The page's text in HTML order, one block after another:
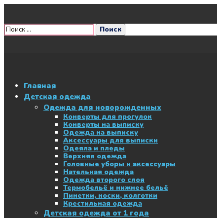
Главная
Детская одежда
Одежда для новорожденных
Конверты для прогулок
Конверты на выписку
Одежда на выписку
Аксессуары для выписки
Одеяла и пледы
Верхняя одежда
Головные уборы и аксессуары
Нательная одежда
Одежда второго слоя
Термобельё и нижнее бельё
Пинетки, носки, колготки
Крестильная одежда
Детская одежда от 1 года